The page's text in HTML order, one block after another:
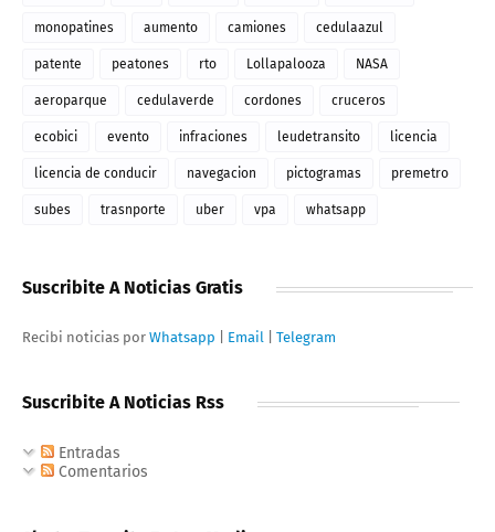
monopatines aumento camiones cedulaazul
patente peatones rto Lollapalooza NASA
aeroparque cedulaverde cordones cruceros
ecobici evento infraciones leudetransito licencia
licencia de conducir navegacion pictogramas premetro
subes trasnporte uber vpa whatsapp
Suscribite A Noticias Gratis
Recibi noticias por Whatsapp Email Telegram
Suscribite A Noticias Rss
Entradas
Comentarios